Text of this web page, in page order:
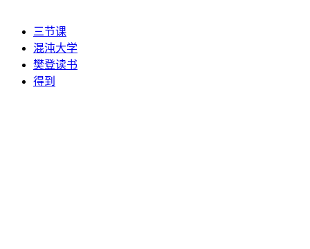
三节课
混沌大学
樊登读书
得到